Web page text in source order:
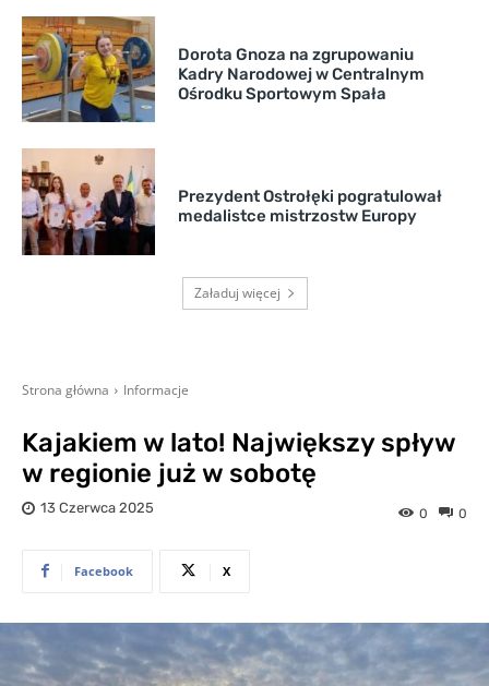
Dorota Gnoza na zgrupowaniu
Kadry Narodowej w Centralnym
Ośrodku Sportowym Spała
Prezydent Ostrołęki pogratulował
medalistce mistrzostw Europy
Załaduj więcej